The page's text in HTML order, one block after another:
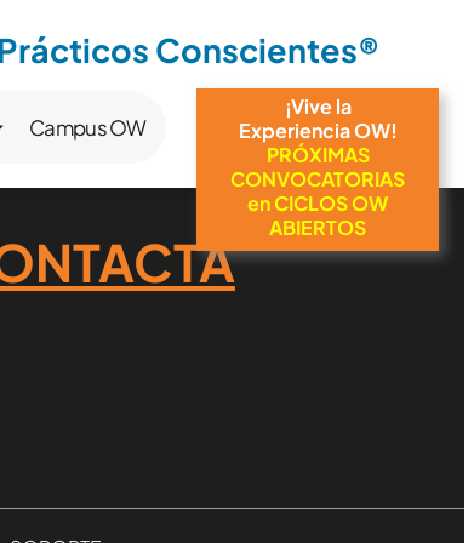
Conscientes®
Campus OW
¡Vive la
Experiencia OW!
PRÓXIMAS
CONVOCATORIAS
en CICLOS OW
ABIERTOS